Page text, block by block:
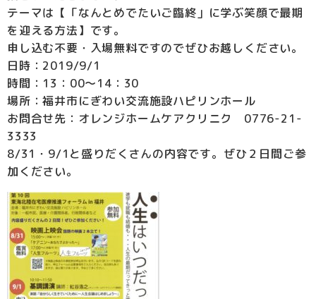
テーマは【「なんとめでたいご臨終」に学ぶ笑顔で最期
を迎える方法】です。
申し込む不要・入場無料ですのでぜひお越しください。
日時：2019/9/1
時間：13：00～14：30
場所：福井市にぎわい交流施設ハピリンホール
お問合せ先：オレンジホームケアクリニク 0776-21-
3333
8/31・9/1と盛りだくさんの内容です。ぜひ２日間ご参
加ください。